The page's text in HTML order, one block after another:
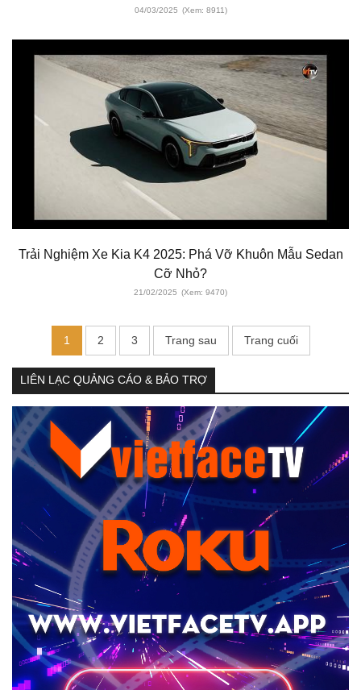
04/03/2025 (Xem: 8911)
Trải Nghiệm Xe Kia K4 2025: Phá Vỡ Khuôn Mẫu Sedan
Cỡ Nhỏ?
21/02/2025 (Xem: 9470)
1 2 3 Trang sau Trang cuối
LIÊN LẠC QUẢNG CÁO & BẢO TRỢ